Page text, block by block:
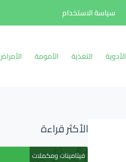
سياسة الاستخدام
الأدوية التغذية الأمومة
الأكثر قراءة
فيتامينات ومكملات